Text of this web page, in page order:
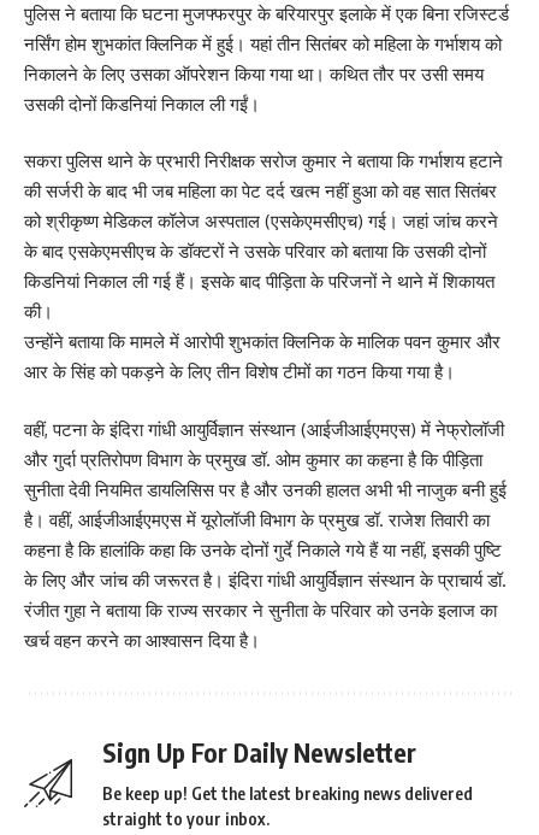
पुलिस ने बताया कि घटना मुजफ्फरपुर के बरियारपुर इलाके में एक बिना रजिस्टर्ड
नर्सिंग होम शुभकांत क्लिनिक में हुई। यहां तीन सितंबर को महिला के गर्भाशय को
निकालने के लिए उसका ऑपरेशन किया गया था। कथित तौर पर उसी समय
उसकी दोनों किडनियां निकाल ली गईं।
सकरा पुलिस थाने के प्रभारी निरीक्षक सरोज कुमार ने बताया कि गर्भाशय हटाने
की सर्जरी के बाद भी जब महिला का पेट दर्द खत्म नहीं हुआ को वह सात सितंबर
को श्रीकृष्ण मेडिकल कॉलेज अस्पताल (एसकेएमसीएच) गई। जहां जांच करने
के बाद एसकेएमसीएच के डॉक्टरों ने उसके परिवार को बताया कि उसकी दोनों
किडनियां निकाल ली गई हैं। इसके बाद पीड़िता के परिजनों ने थाने में शिकायत
की।
उन्होंने बताया कि मामले में आरोपी शुभकांत क्लिनिक के मालिक पवन कुमार और
आर के सिंह को पकड़ने के लिए तीन विशेष टीमों का गठन किया गया है।
वहीं, पटना के इंदिरा गांधी आयुर्विज्ञान संस्थान (आईजीआईएमएस) में नेफ्रोलॉजी
और गुर्दा प्रतिरोपण विभाग के प्रमुख डॉ. ओम कुमार का कहना है कि पीड़िता
सुनीता देवी नियमित डायलिसिस पर है और उनकी हालत अभी भी नाजुक बनी हुई
है। वहीं, आईजीआईएमएस में यूरोलॉजी विभाग के प्रमुख डॉ. राजेश तिवारी का
कहना है कि हालांकि कहा कि उनके दोनों गुर्दे निकाले गये हैं या नहीं, इसकी पुष्टि
के लिए और जांच की जरूरत है। इंदिरा गांधी आयुर्विज्ञान संस्थान के प्राचार्य डॉ.
रंजीत गुहा ने बताया कि राज्य सरकार ने सुनीता के परिवार को उनके इलाज का
खर्च वहन करने का आश्वासन दिया है।
Sign Up For Daily Newsletter
Be keep up! Get the latest breaking news delivered
straight to your inbox.